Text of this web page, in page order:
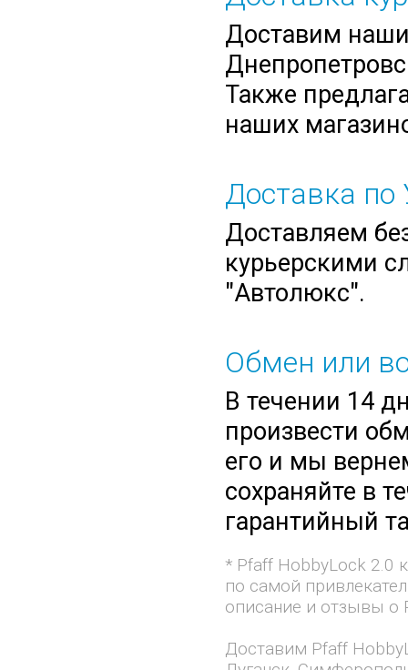
Доставим
Также
наших
Доставка по
Доставляем
курьерскими
"Автолюкс".
Обмен или
В течении 14
произвести
его и мы
сохраняйте в
гарантийный
* Pfaff HobbyLock 2.0
по самой
описание и отзывы о
Доставим Pfaff